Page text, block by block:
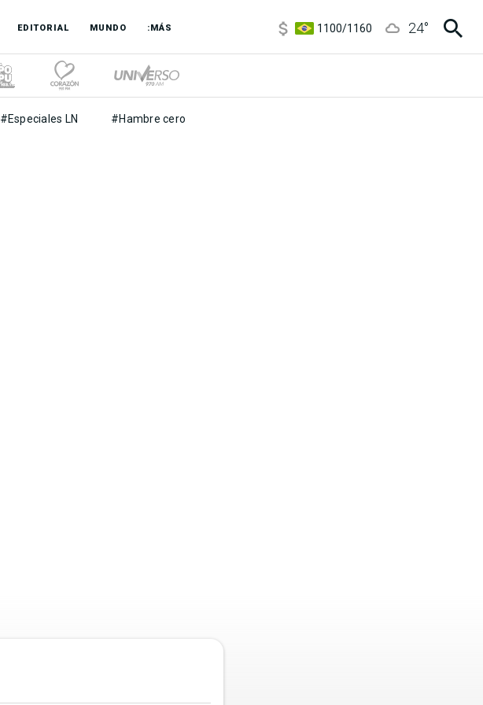
EDITORIAL MUNDO :MÁS
1100/1160
24°
#Especiales LN #Hambre cero